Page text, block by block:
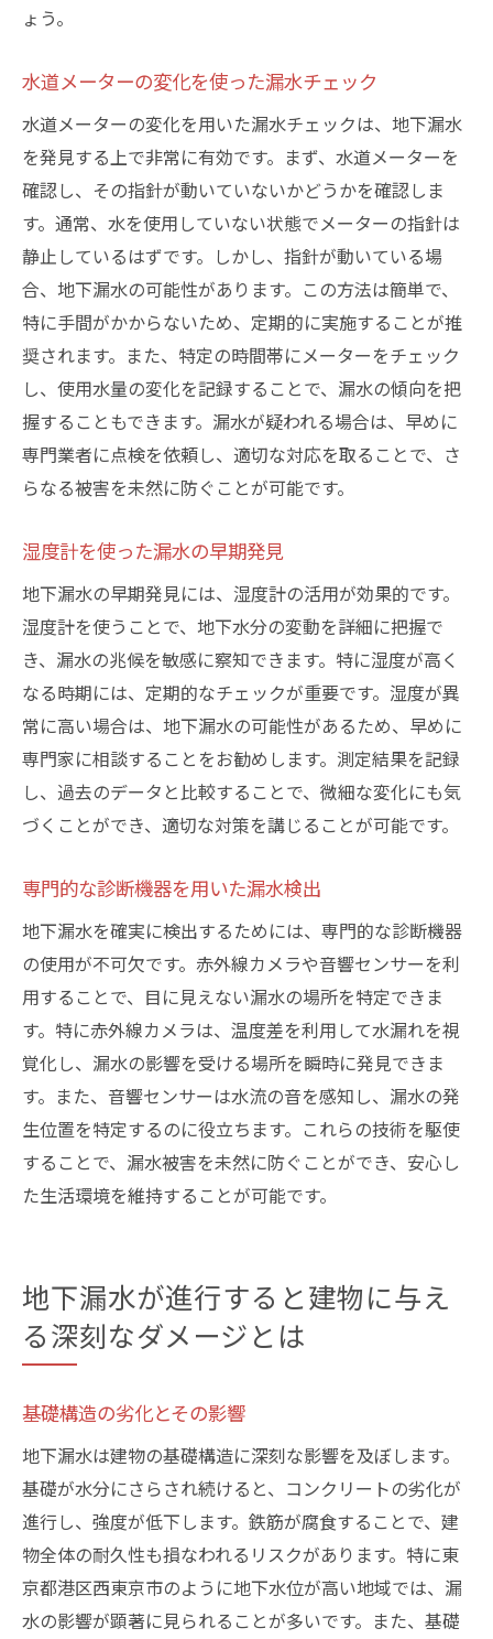
ょう。
水道メーターの変化を使った漏水チェック
水道メーターの変化を用いた漏水チェックは、地下漏水
を発見する上で非常に有効です。まず、水道メーターを
確認し、その指針が動いていないかどうかを確認しま
す。通常、水を使用していない状態でメーターの指針は
静止しているはずです。しかし、指針が動いている場
合、地下漏水の可能性があります。この方法は簡単で、
特に手間がかからないため、定期的に実施することが推
奨されます。また、特定の時間帯にメーターをチェック
し、使用水量の変化を記録することで、漏水の傾向を把
握することもできます。漏水が疑われる場合は、早めに
専門業者に点検を依頼し、適切な対応を取ることで、さ
らなる被害を未然に防ぐことが可能です。
湿度計を使った漏水の早期発見
地下漏水の早期発見には、湿度計の活用が効果的です。
湿度計を使うことで、地下水分の変動を詳細に把握で
き、漏水の兆候を敏感に察知できます。特に湿度が高く
なる時期には、定期的なチェックが重要です。湿度が異
常に高い場合は、地下漏水の可能性があるため、早めに
専門家に相談することをお勧めします。測定結果を記録
し、過去のデータと比較することで、微細な変化にも気
づくことができ、適切な対策を講じることが可能です。
専門的な診断機器を用いた漏水検出
地下漏水を確実に検出するためには、専門的な診断機器
の使用が不可欠です。赤外線カメラや音響センサーを利
用することで、目に見えない漏水の場所を特定できま
す。特に赤外線カメラは、温度差を利用して水漏れを視
覚化し、漏水の影響を受ける場所を瞬時に発見できま
す。また、音響センサーは水流の音を感知し、漏水の発
生位置を特定するのに役立ちます。これらの技術を駆使
することで、漏水被害を未然に防ぐことができ、安心し
た生活環境を維持することが可能です。
地下漏水が進行すると建物に与え
る深刻なダメージとは
基礎構造の劣化とその影響
地下漏水は建物の基礎構造に深刻な影響を及ぼします。
基礎が水分にさらされ続けると、コンクリートの劣化が
進行し、強度が低下します。鉄筋が腐食することで、建
物全体の耐久性も損なわれるリスクがあります。特に東
京都港区西東京市のように地下水位が高い地域では、漏
水の影響が顕著に見られることが多いです。また、基礎